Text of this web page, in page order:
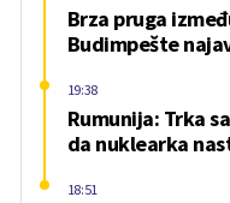
Brza pruga
Budimpešte
Rumunija: Trka
da nuklearka
19:38
18:51